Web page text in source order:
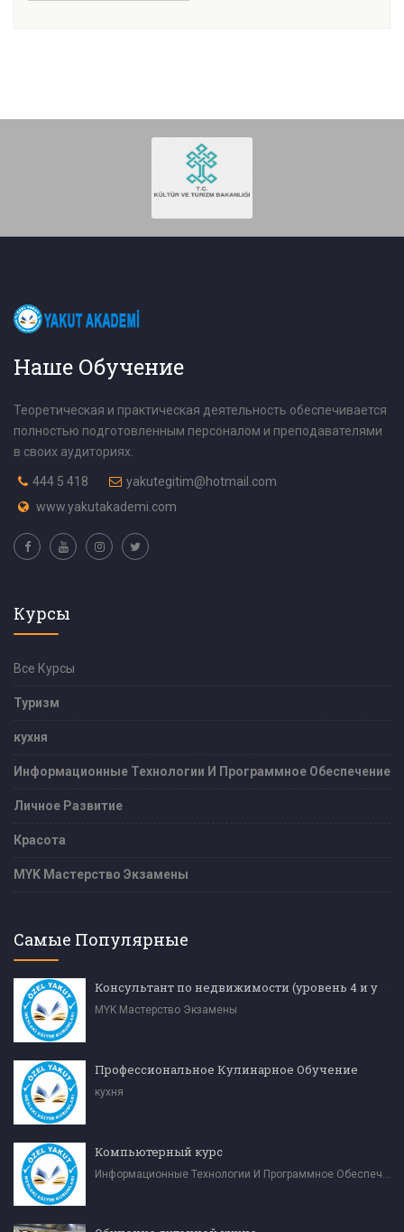
Наше Обучение
Теоретическая и практическая деятельность обеспечивается
полностью подготовленным персоналом и преподавателями
в своих аудиториях.
444 5 418
yakutegitim@hotmail.com
www.yakutakademi.com
Курсы
Все Курсы
Туризм
кухня
Информационные Технологии И Программное Обеспечение
Личное Развитие
Красота
MYK Мастерство Экзамены
Самые Популярные
MYK Мастерство Экзамены
Профессиональное Кулинарное Обучение
кухня
Компьютерный курс